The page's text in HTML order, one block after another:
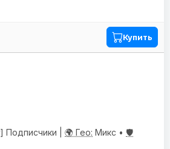
Купить
] Подписчики | 🌍 Гео: Микс • 🛡️